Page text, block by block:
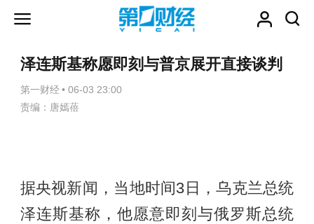
泽连斯基称愿即刻与普京展开直接谈判
第一财经 • 06-03 23:00
责编：唐嫣蓓
据央视新闻，当地时间3日，乌克兰总统
泽连斯基称，他愿意即刻与俄罗斯总统